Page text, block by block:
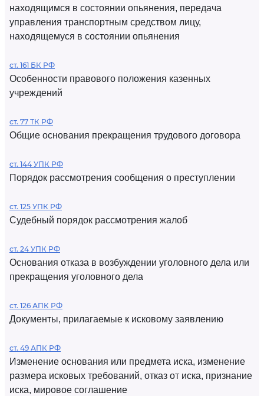
находящимся в состоянии опьянения, передача
управления транспортным средством лицу,
находящемуся в состоянии опьянения
ст. 161 БК РФ
Особенности правового положения казенных
учреждений
ст. 77 ТК РФ
Общие основания прекращения трудового договора
ст. 144 УПК РФ
Порядок рассмотрения сообщения о преступлении
ст. 125 УПК РФ
Судебный порядок рассмотрения жалоб
ст. 24 УПК РФ
Основания отказа в возбуждении уголовного дела или
прекращения уголовного дела
ст. 126 АПК РФ
Документы, прилагаемые к исковому заявлению
ст. 49 АПК РФ
Изменение основания или предмета иска, изменение
размера исковых требований, отказ от иска, признание
иска, мировое соглашение